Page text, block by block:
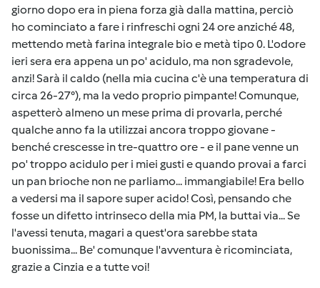
giorno dopo era in piena forza già dalla mattina, perciò
ho cominciato a fare i rinfreschi ogni 24 ore anziché 48,
mettendo metà farina integrale bio e metà tipo 0. L'odore
ieri sera era appena un po' acidulo, ma non sgradevole,
anzi! Sarà il caldo (nella mia cucina c'è una temperatura di
circa 26-27°), ma la vedo proprio pimpante! Comunque,
aspetterò almeno un mese prima di provarla, perché
qualche anno fa la utilizzai ancora troppo giovane -
benché crescesse in tre-quattro ore - e il pane venne un
po' troppo acidulo per i miei gusti e quando provai a farci
un pan brioche non ne parliamo... immangiabile! Era bello
a vedersi ma il sapore super acido! Così, pensando che
fosse un difetto intrinseco della mia PM, la buttai via... Se
l'avessi tenuta, magari a quest'ora sarebbe stata
buonissima... Be' comunque l'avventura è ricominciata,
grazie a Cinzia e a tutte voi!